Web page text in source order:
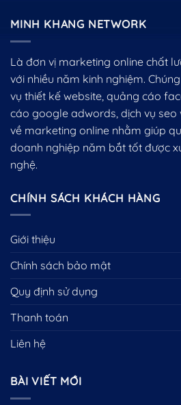
MINH KHANG NETWORK
Là đơn vị marketing online chất
với nhiều năm kinh nghiệm.
vụ thiết kế website, quảng cáo
cáo google adwords, dịch vụ
về marketing online nhằm giúp
doanh nghiệp năm bắt tốt được
nghệ.
CHÍNH SÁCH KHÁCH HÀNG
Giới thiệu
Chính sách bảo mật
Quy định sử dụng
Thanh toán
Liên hệ
BÀI VIẾT MỚI